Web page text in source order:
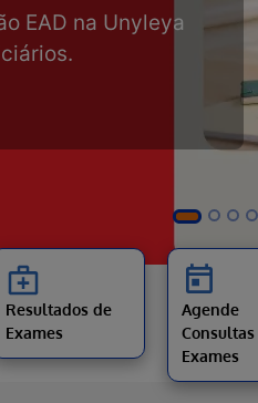
com as
Resultados de
Exames
Agende
Consultas
Exames